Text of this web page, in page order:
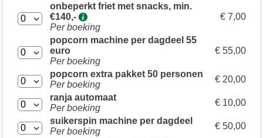
onbeperkt friet met snacks, min.
€140,-
Per boeking
€ 7,00
popcorn machine per dagdeel 55
euro
Per boeking
€ 55,00
popcorn extra pakket 50 personen
Per boeking
€ 20,00
ranja automaat
Per boeking
€ 10,00
suikerspin machine per dagdeel
Per boeking
€ 50,00